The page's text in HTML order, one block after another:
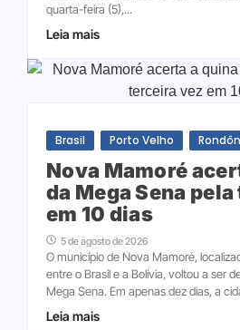
quarta-feira (5),...
Leia mais
Brasil Porto Velho
Nova Mamoré
da Mega Sena
em 10 dias
5 de agosto de 2026
O município de Nova Mamoré,
entre o Brasil e a Bolívia, voltou a ser
Mega Sena. Em apenas dez dias, a
Leia mais